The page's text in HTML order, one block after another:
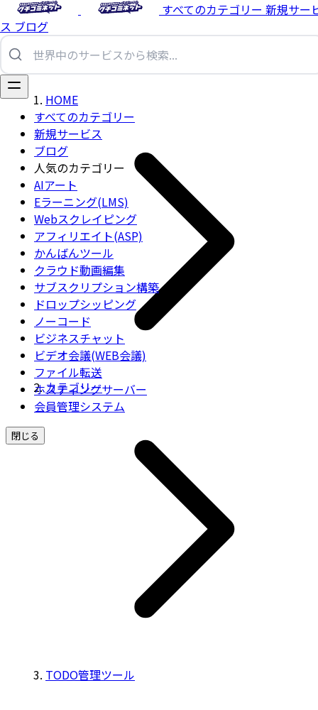
すべてのカテゴリー 新規サー
ス ブログ
すべてのカテゴリー
新規サービス
ブログ
人気のカテゴリー
AIアート
Eラーニング(LMS)
Webスクレイピング
アフィリエイト(ASP)
かんばんツール
クラウド動画編集
サブスクリプション構築
ドロップシッピング
ノーコード
ビジネスチャット
ビデオ会議(WEB会議)
ファイル転送
ホスティングサーバー
会員管理システム
閉じる
HOME
カテゴリー
TODO管理ツール